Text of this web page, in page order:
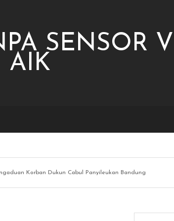
SENSOR
AIK
Korban Dukun Cabul Panyileukan Bandung